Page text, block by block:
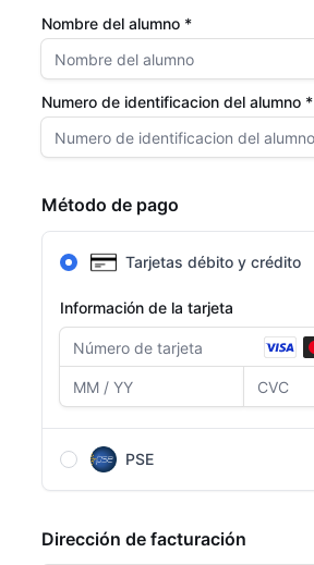
Nombre del alumno *
Numero de identificacion del alumno *
Método de pago
Tarjetas débito y crédito
Información de la tarjeta
PSE
pago.
Dirección de facturación